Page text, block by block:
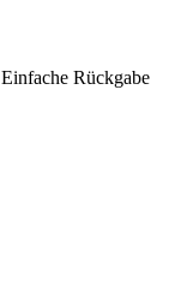
Einfache Rückgabe